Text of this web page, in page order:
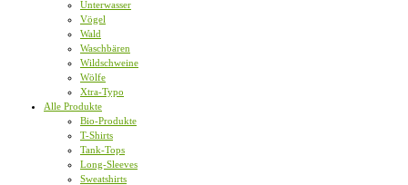
Unterwasser
Vögel
Wald
Waschbären
Wildschweine
Wölfe
Xtra-Typo
Alle Produkte
Bio-Produkte
T-Shirts
Tank-Tops
Long-Sleeves
Sweatshirts